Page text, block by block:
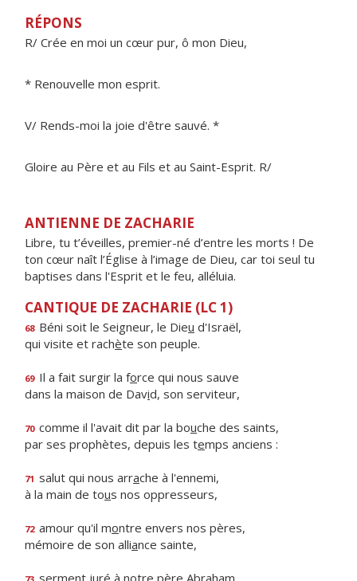
RÉPONS
R/ Crée en moi un cœur pur, ô mon Dieu,
* Renouvelle mon esprit.
V/ Rends-moi la joie d'être sauvé. *
Gloire au Père et au Fils et au Saint-Esprit. R/
ANTIENNE DE ZACHARIE
Libre, tu t’éveilles, premier-né d’entre les morts ! De
ton cœur naît l’Église à l’image de Dieu, car toi seul tu
baptises dans l'Esprit et le feu, alléluia.
CANTIQUE DE ZACHARIE (LC 1)
68 Béni soit le Seigneur, le Dieu d'Israël,
qui visite et rachète son peuple.
69 Il a fait surgir la force qui nous sauve
dans la maison de David, son serviteur,
70 comme il l'avait dit par la bouche des saints,
par ses prophètes, depuis les temps anciens :
71 salut qui nous arrache à l'ennemi,
à la main de tous nos oppresseurs,
72 amour qu'il montre envers nos pères,
mémoire de son alliance sainte,
serment juré à notre père Abraham